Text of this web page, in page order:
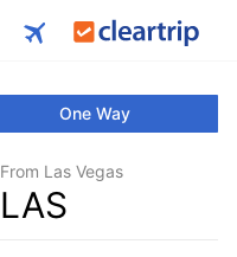
One Way
From Las Vegas
LAS